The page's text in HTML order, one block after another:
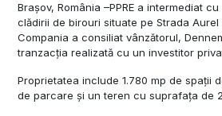
Brașov, România –PPRE a intermediat
clădirii de birouri situate pe Strada Aurel
Compania a consiliat vânzătorul,
tranzacția realizată cu un investitor
Proprietatea include 1.780 mp de spații
de parcare și un teren cu suprafața de